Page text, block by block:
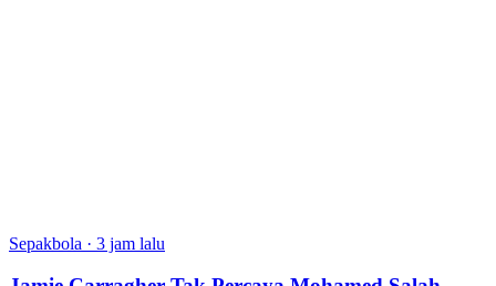
Sepakbola · 3 jam lalu